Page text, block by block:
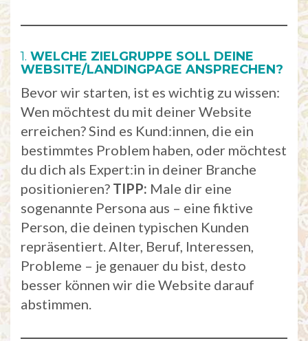
1. WELCHE ZIELGRUPPE SOLL DEINE
WEBSITE/LANDINGPAGE ANSPRECHEN?
Bevor wir starten, ist es wichtig zu wissen:
Wen möchtest du mit deiner Website
erreichen? Sind es Kund:innen, die ein
bestimmtes Problem haben, oder möchtest
du dich als Expert:in in deiner Branche
positionieren? TIPP: Male dir eine
sogenannte Persona aus – eine fiktive
Person, die deinen typischen Kunden
repräsentiert. Alter, Beruf, Interessen,
Probleme – je genauer du bist, desto
besser können wir die Website darauf
abstimmen.